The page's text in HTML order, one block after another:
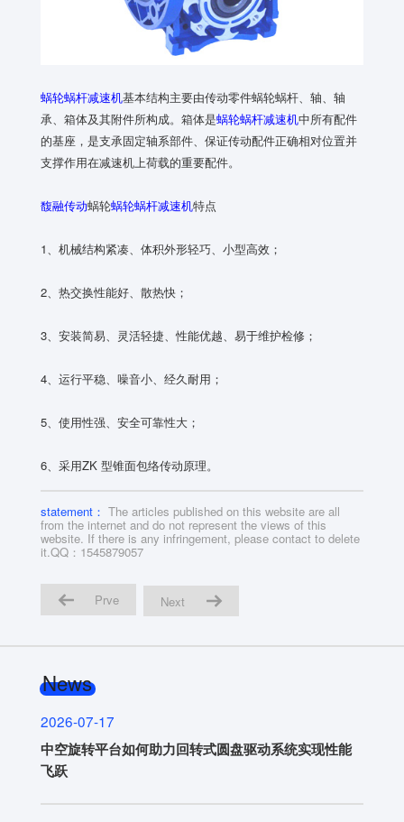
蜗轮蜗杆减速机基本结构主要由传动零件蜗轮蜗杆、轴、轴
承、箱体及其附件所构成。箱体是蜗轮蜗杆减速机中所有配件
的基座，是支承固定轴系部件、保证传动配件正确相对位置并
支撑作用在减速机上荷载的重要配件。
馥融传动蜗轮蜗轮蜗杆减速机特点
1、机械结构紧凑、体积外形轻巧、小型高效；
2、热交换性能好、散热快；
3、安装简易、灵活轻捷、性能优越、易于维护检修；
4、运行平稳、噪音小、经久耐用；
5、使用性强、安全可靠性大；
6、采用ZK 型锥面包络传动原理。
statement： The articles published on this website are all
from the internet and do not represent the views of this
website. If there is any infringement, please contact to delete
it.QQ：1545879057
Prve Next
News
2026-07-17
中空旋转平台如何助力回转式圆盘驱动系统实现性能
飞跃